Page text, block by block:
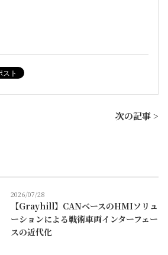
次の記事 >
2026/07/28
【Grayhill】CANベースのHMIソリュ
ーションによる戦術車両インターフェー
スの近代化